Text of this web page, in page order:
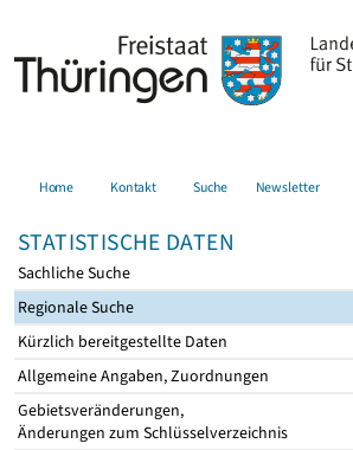
Home Kontakt Suche Newsletter
STATISTISCHE DATEN
Sachliche Suche
Regionale Suche
Kürzlich bereitgestellte Daten
Allgemeine Angaben, Zuordnungen
Gebietsveränderungen,
Änderungen zum Schlüsselverzeichnis